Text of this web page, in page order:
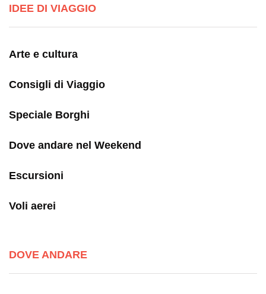
IDEE DI VIAGGIO
Arte e cultura
Consigli di Viaggio
Speciale Borghi
Dove andare nel Weekend
Escursioni
Voli aerei
DOVE ANDARE